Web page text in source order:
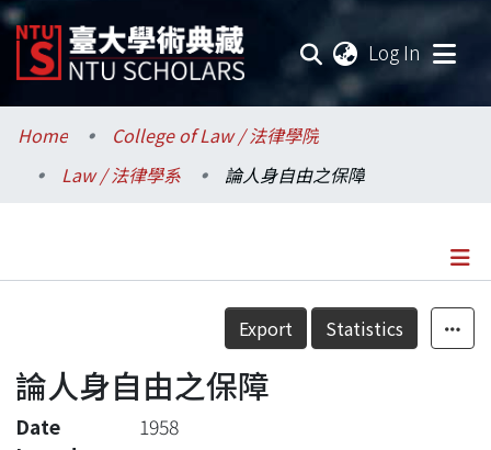
Log In
Communities & Collections
Research Outputs
Statistics
Home
College of Law / 法律學院
Law / 法律學系
論人身自由之保障
Details
Export Statistics
論人身自由之保障
Date
1958